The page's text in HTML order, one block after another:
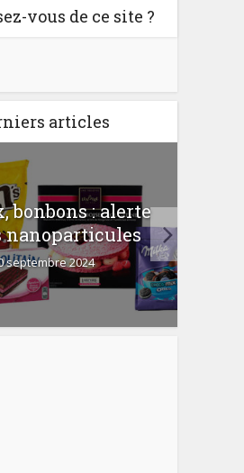
vous de ce site ?
articles
bonbons : alerte
nanoparticules
septembre 2024